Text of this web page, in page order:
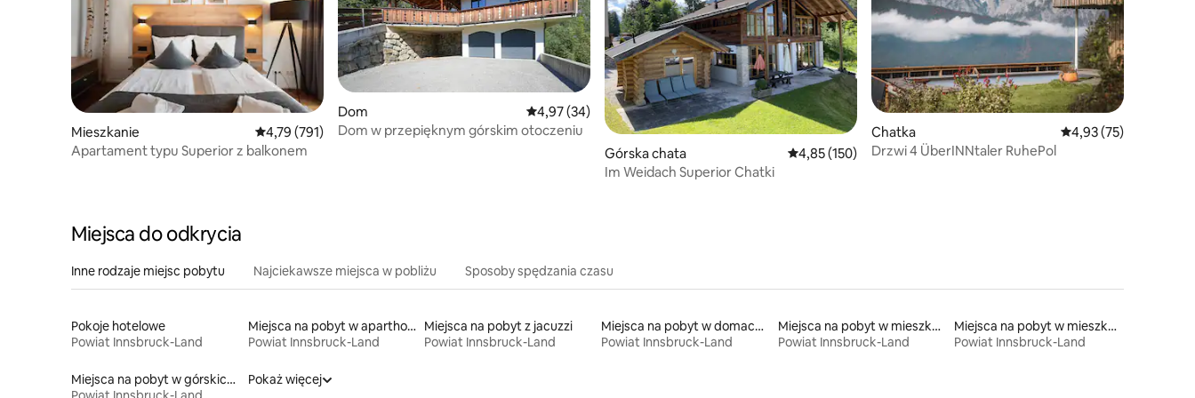
Mieszkanie Średnia ocena: 4,79 na 5, liczba recenzji: 791
4,79 (791)
Apartament typu Superior z balkonem
Dom Średnia ocena: 4,97 na 5, liczba recenzji: 34
4,97 (34)
Dom w przepięknym górskim otoczeniu
Górska chata Średnia ocena: 4,85 na 5, liczba recenzji: 150
4,85 (150)
Im Weidach Superior Chatki
Chatka Średnia ocena: 4,93
4,93 (75)
Drzwi 4 ÜberINNtaler RuhePol
Miejsca do odkrycia
Inne rodzaje miejsc pobytu Najciekawsze miejsca w pobliżu Sposoby spędzania czasu
Pokoje hotelowe
Powiat Innsbruck-Land
Miejsca na pobyt w aparthotelach
Powiat Innsbruck-Land
Miejsca na pobyt z jacuzzi
Powiat Innsbruck-Land
Miejsca na pobyt w domach wakacyjnych
Powiat Innsbruck-Land
Miejsca na pobyt w mieszkaniach
Powiat Innsbruck-Land
Miejsca na pobyt w mieszkaniach typu condo
Powiat Innsbruck-Land
Miejsca na pobyt w górskich chatach
Pokaż więcej